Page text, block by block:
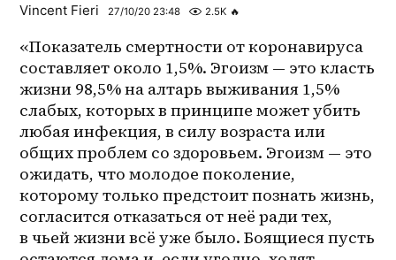
Vincent Fieri 27/10/20 23:48 2.5K 🔥
«Показатель смертности от коронавируса
составляет около 1,5%. Эгоизм — это класть
жизни 98,5% на алтарь выживания 1,5%
слабых, которых в принципе может убить
любая инфекция, в силу возраста или
общих проблем со здоровьем. Эгоизм — это
ожидать, что молодое поколение,
которому только предстоит познать жизнь,
согласится отказаться от неё ради тех,
в чьей жизни всё уже было. Боящиеся пусть